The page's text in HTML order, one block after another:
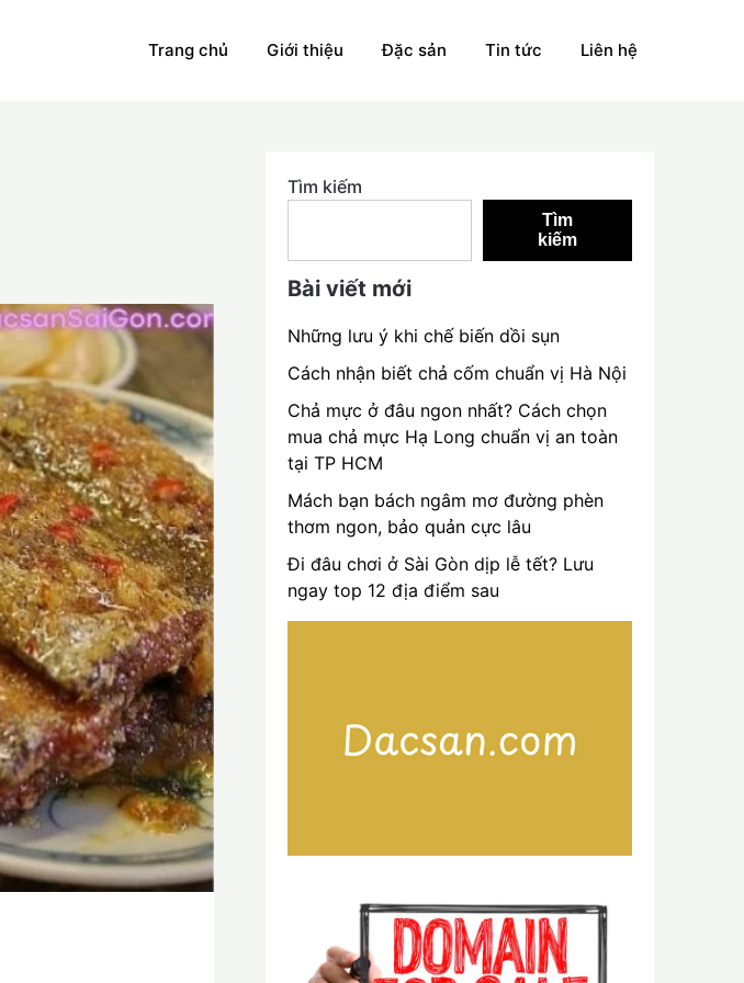
Trang chủ Giới thiệu Đặc sản Tin tức Liên hệ
Tìm kiếm
Tìm
kiếm
Bài viết mới
Những lưu ý khi chế biến dồi sụn
Cách nhận biết chả cốm chuẩn vị Hà Nội
Chả mực ở đâu ngon nhất? Cách chọn
mua chả mực Hạ Long chuẩn vị an toàn
tại TP HCM
Mách bạn bách ngâm mơ đường phèn
thơm ngon, bảo quản cực lâu
Đi đâu chơi ở Sài Gòn dịp lễ tết? Lưu
ngay top 12 địa điểm sau